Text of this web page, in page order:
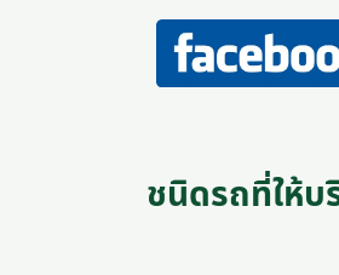
ชนิดรถที่ให้บ